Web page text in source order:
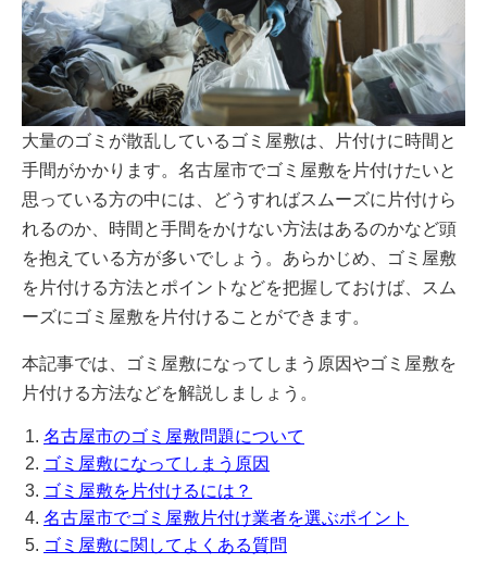
大量のゴミが散乱しているゴミ屋敷は、片付けに時間と
手間がかかります。名古屋市でゴミ屋敷を片付けたいと
思っている方の中には、どうすればスムーズに片付けら
れるのか、時間と手間をかけない方法はあるのかなど頭
を抱えている方が多いでしょう。あらかじめ、ゴミ屋敷
を片付ける方法とポイントなどを把握しておけば、スム
ーズにゴミ屋敷を片付けることができます。
本記事では、ゴミ屋敷になってしまう原因やゴミ屋敷を
片付ける方法などを解説しましょう。
名古屋市のゴミ屋敷問題について
ゴミ屋敷になってしまう原因
ゴミ屋敷を片付けるには？
名古屋市でゴミ屋敷片付け業者を選ぶポイント
ゴミ屋敷に関してよくある質問